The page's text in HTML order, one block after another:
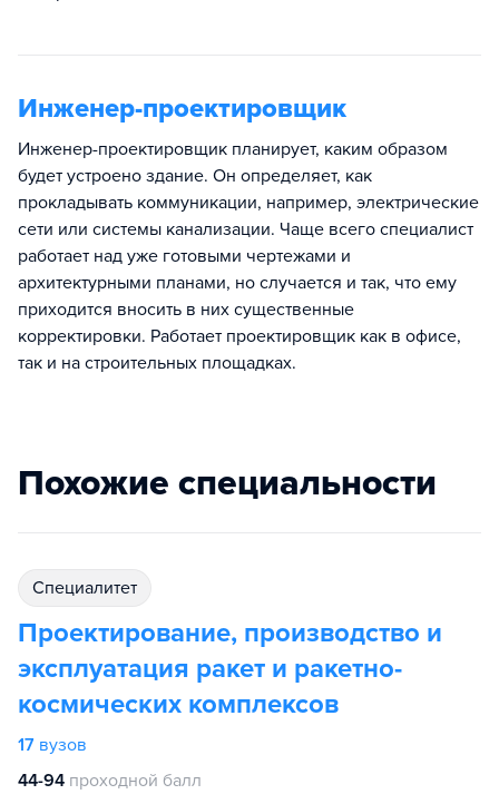
Инженер-проектировщик
Инженер-проектировщик планирует, каким образом
будет устроено здание. Он определяет, как
прокладывать коммуникации, например, электрические
сети или системы канализации. Чаще всего специалист
работает над уже готовыми чертежами и
архитектурными планами, но случается и так, что ему
приходится вносить в них существенные
корректировки. Работает проектировщик как в офисе,
так и на строительных площадках.
Похожие специальности
специалитет
Проектирование, производство и
эксплуатация ракет и ракетно-
космических комплексов
17 вузов
44-94 проходной балл